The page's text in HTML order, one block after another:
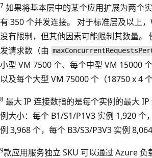
7 如果将基本层中的某个应用扩展为两个
有 350 个并发连接。 对于标准层及以上
没有限制，但其他因素可能限制其数量。
发请求数（由
小型 VM 7500 个、每个中型 VM 15000 个
以及每个大型 VM 75000 个（18750 x 4 个
8 最大 IP 连接数指的是每个实例的最大
例大小：每个 B1/S1/P1V3 实例 1,920 个
例 3,968 个，每个 B3/S3/P3V3 实例 8,064
9款应用服务独立 SKU 可以通过 Azure 负